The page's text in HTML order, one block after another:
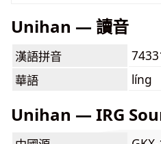
Unihan — 讀音
漢語拼音
華語
líng
Unihan — IRG